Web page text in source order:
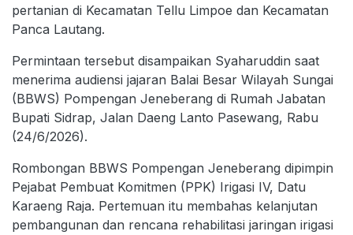
pertanian di Kecamatan Tellu Limpoe dan Kecamatan
Panca Lautang.
Permintaan tersebut disampaikan Syaharuddin saat
menerima audiensi jajaran Balai Besar Wilayah Sungai
(BBWS) Pompengan Jeneberang di Rumah Jabatan
Bupati Sidrap, Jalan Daeng Lanto Pasewang, Rabu
(24/6/2026).
Rombongan BBWS Pompengan Jeneberang dipimpin
Pejabat Pembuat Komitmen (PPK) Irigasi IV, Datu
Karaeng Raja. Pertemuan itu membahas kelanjutan
pembangunan dan rencana rehabilitasi jaringan irigasi